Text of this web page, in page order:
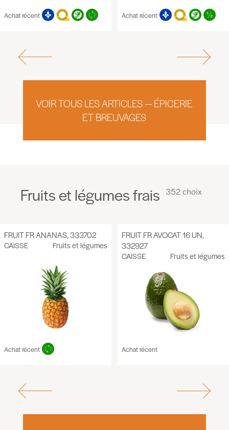
Achat récent Achat récent
VOIR TOUS LES ARTICLES — ÉPICERIE
ET BREUVAGES
Fruits et légumes frais 352 choix
FRUIT FR ANANAS, 333702
CAISSE Fruits et légumes
Achat récent
FRUIT FR AVOCAT 16 UN,
332927
CAISSE Fruits et légumes
Achat récent